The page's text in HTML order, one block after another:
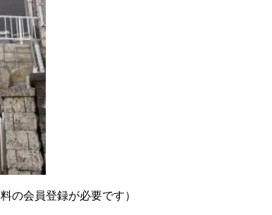
の会員登録が必要です）